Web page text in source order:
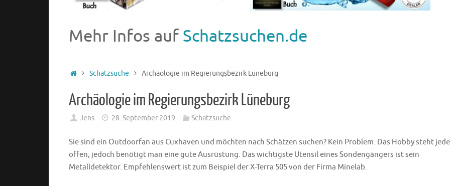
Mehr Infos auf Schatzsuchen.de
Schatzsuche Archäologie im Regierungsbezirk Lüneburg
Archäologie im Regierungsbezirk Lüneburg
Jens 28. September 2019 Schatzsuche
Sie sind ein Outdoorfan aus Cuxhaven und möchten nach Schätzen suchen? Kein Problem. Das Hobby steht
offen, jedoch benötigt man eine gute Ausrüstung. Das wichtigste Utensil eines Sondengängers ist sein
Metalldetektor. Empfehlenswert ist zum Beispiel der X-Terra 505 von der Firma Minelab.